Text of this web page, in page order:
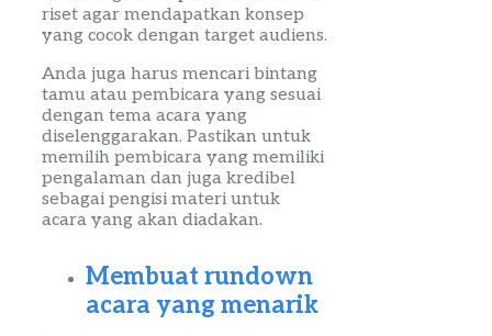
riset agar mendapatkan konsep
yang cocok dengan target audiens.
Anda juga harus mencari bintang
tamu atau pembicara yang sesuai
dengan tema acara yang
diselenggarakan. Pastikan untuk
memilih pembicara yang memiliki
pengalaman dan juga kredibel
sebagai pengisi materi untuk
acara yang akan diadakan.
Membuatrundown
acara yang menarik